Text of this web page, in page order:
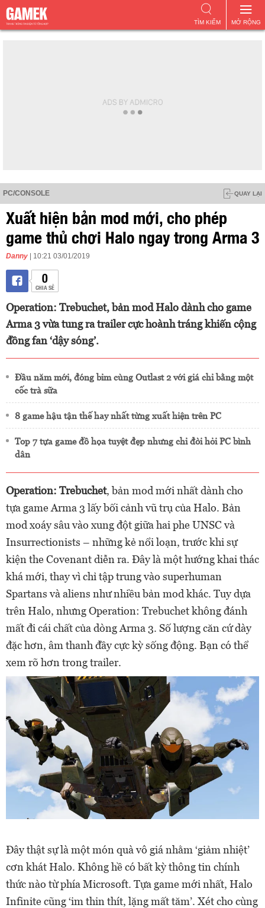
MỞ RỘNG
TÌM KIẾM
PC/CONSOLE QUAY LẠI
Xuất hiện bản mod mới, cho phép
game thủ chơi Halo ngay trong Arma 3
Danny | 10:21 03/01/2019
0
CHIA SẺ
Operation: Trebuchet, bản mod Halo dành cho game
Arma 3 vừa tung ra trailer cực hoành tráng khiến cộng
đồng fan ‘dậy sóng’.
Đầu năm mới, đóng bỉm cùng Outlast 2 với giá chỉ bằng một
cốc trà sữa
8 game hậu tận thế hay nhất từng xuất hiện trên PC
Top 7 tựa game đồ họa tuyệt đẹp nhưng chỉ đòi hỏi PC bình
dân
Operation: Trebuchet, bản mod mới nhất dành cho
tựa game Arma 3 lấy bối cảnh vũ trụ của Halo. Bản
mod xoáy sâu vào xung đột giữa hai phe UNSC và
Insurrectionists – những kẻ nổi loạn, trước khi sự
kiện the Covenant diễn ra. Đây là một hướng khai thác
khá mới, thay vì chỉ tập trung vào superhuman
Spartans và aliens như nhiều bản mod khác. Tuy dựa
trên Halo, nhưng Operation: Trebuchet không đánh
mất đi cái chất của dòng Arma 3. Số lượng căn cứ dày
đặc hơn, âm thanh đầy cực kỳ sống động. Bạn có thể
xem rõ hơn trong trailer.
Đây thật sự là một món quà vô giá nhằm ‘giảm nhiệt’
cơn khát Halo. Không hề có bất kỳ thông tin chính
thức nào từ phía Microsoft. Tựa game mới nhất, Halo
Infinite cũng ‘im thin thít, lặng mất tăm’. Xét cho cùng